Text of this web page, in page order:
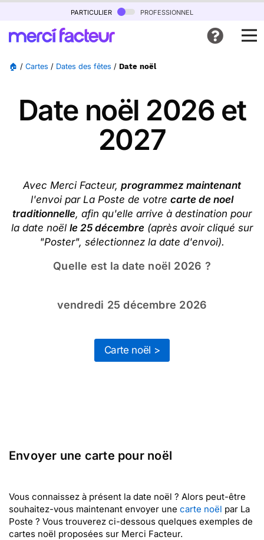
particulier professionnel
🏠 / Cartes / Dates des fêtes / Date noël
Date noël 2026 et
2027
Avec Merci Facteur, programmez maintenant
l'envoi par La Poste de votre carte de noel
traditionnelle, afin qu'elle arrive à destination pour
la date noël le 25 décembre (après avoir cliqué sur
"Poster", sélectionnez la date d'envoi).
Quelle est la date noël 2026 ?
vendredi 25 décembre 2026
Carte noël >
Envoyer une carte pour noël
Vous connaissez à présent la date noël ? Alors peut-être
souhaitez-vous maintenant envoyer une carte noël par La
Poste ? Vous trouverez ci-dessous quelques exemples de
cartes noël proposées sur Merci Facteur.